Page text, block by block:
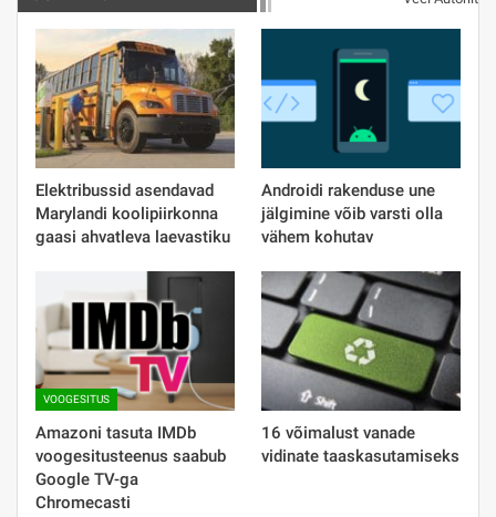
Elektribussid asendavad
Marylandi koolipiirkonna
gaasi ahvatleva laevastiku
Androidi rakenduse une
jälgimine võib varsti olla
vähem kohutav
VOOGESITUS
Amazoni tasuta IMDb
voogesitusteenus saabub
Google TV-ga
Chromecasti
16 võimalust vanade
vidinate taaskasutamiseks